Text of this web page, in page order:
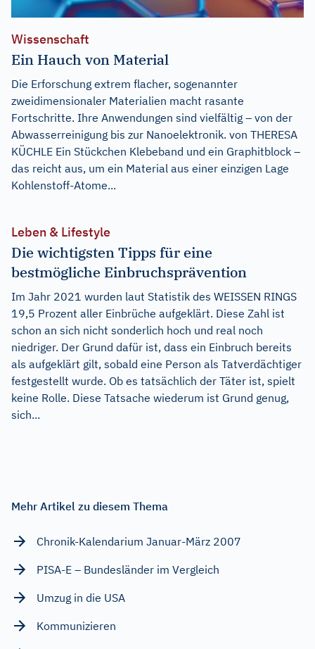
Wissenschaft
Ein Hauch von Material
Die Erforschung extrem flacher, sogenannter
zweidimensionaler Materialien macht rasante
Fortschritte. Ihre Anwendungen sind vielfältig – von der
Abwasserreinigung bis zur Nanoelektronik. von THERESA
KÜCHLE Ein Stückchen Klebeband und ein Graphitblock –
das reicht aus, um ein Material aus einer einzigen Lage
Kohlenstoff-Atome...
Leben & Lifestyle
Die wichtigsten Tipps für eine
bestmögliche Einbruchsprävention
Im Jahr 2021 wurden laut Statistik des WEISSEN RINGS
19,5 Prozent aller Einbrüche aufgeklärt. Diese Zahl ist
schon an sich nicht sonderlich hoch und real noch
niedriger. Der Grund dafür ist, dass ein Einbruch bereits
als aufgeklärt gilt, sobald eine Person als Tatverdächtiger
festgestellt wurde. Ob es tatsächlich der Täter ist, spielt
keine Rolle. Diese Tatsache wiederum ist Grund genug,
sich...
Mehr Artikel zu diesem Thema
Chronik-Kalendarium Januar-März 2007
PISA-E – Bundesländer im Vergleich
Umzug in die USA
Kommunizieren